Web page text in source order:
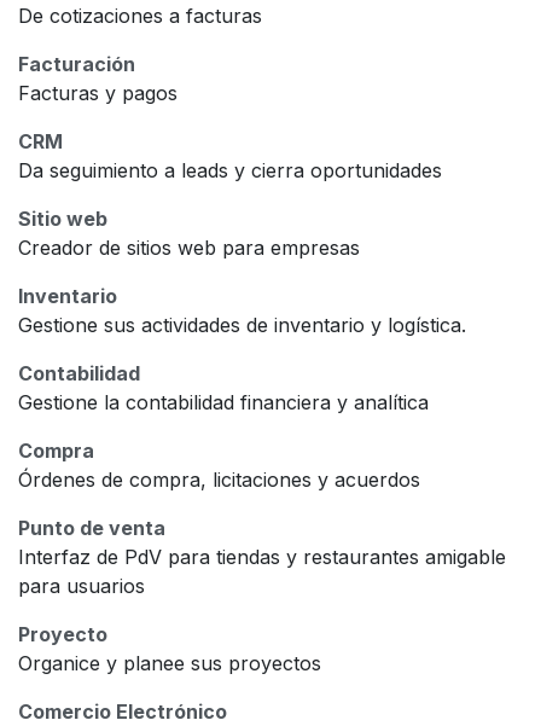
De cotizaciones a facturas
Facturación
Facturas y pagos
CRM
Da seguimiento a leads y cierra oportunidades
Sitio web
Creador de sitios web para empresas
Inventario
Gestione sus actividades de inventario y logística.
Contabilidad
Gestione la contabilidad financiera y analítica
Compra
Órdenes de compra, licitaciones y acuerdos
Punto de venta
Interfaz de PdV para tiendas y restaurantes amigable
para usuarios
Proyecto
Organice y planee sus proyectos
Comercio Electrónico